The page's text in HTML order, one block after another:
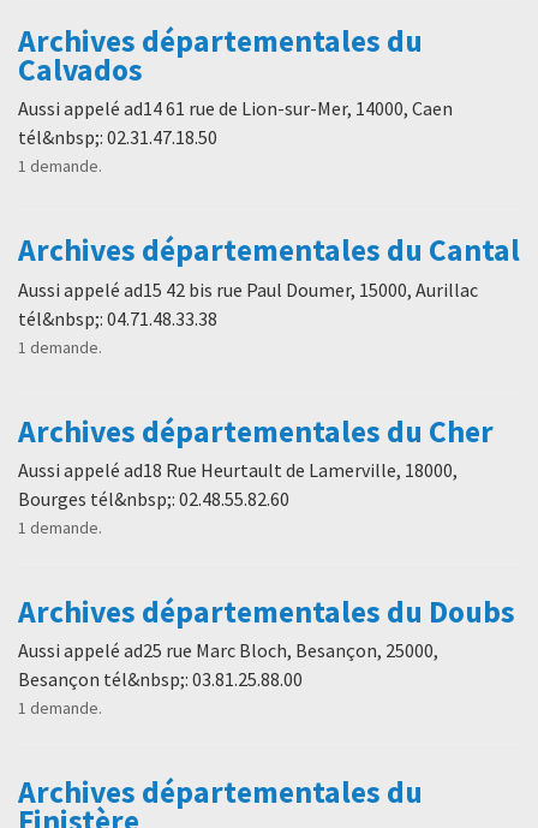
Archives départementales du
Calvados
Aussi appelé ad14 61 rue de Lion-sur-Mer, 14000, Caen
tél&nbsp;: 02.31.47.18.50
1 demande.
Archives départementales du Cantal
Aussi appelé ad15 42 bis rue Paul Doumer, 15000, Aurillac
tél&nbsp;: 04.71.48.33.38
1 demande.
Archives départementales du Cher
Aussi appelé ad18 Rue Heurtault de Lamerville, 18000,
Bourges tél&nbsp;: 02.48.55.82.60
1 demande.
Archives départementales du Doubs
Aussi appelé ad25 rue Marc Bloch, Besançon, 25000,
Besançon tél&nbsp;: 03.81.25.88.00
1 demande.
Archives départementales du